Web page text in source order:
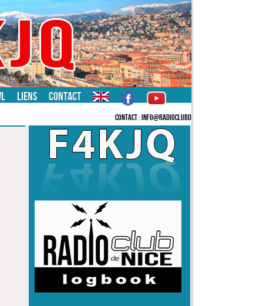
Liens Contact
CONTACT : INFO@RADIOCLUBDENICE.ORG